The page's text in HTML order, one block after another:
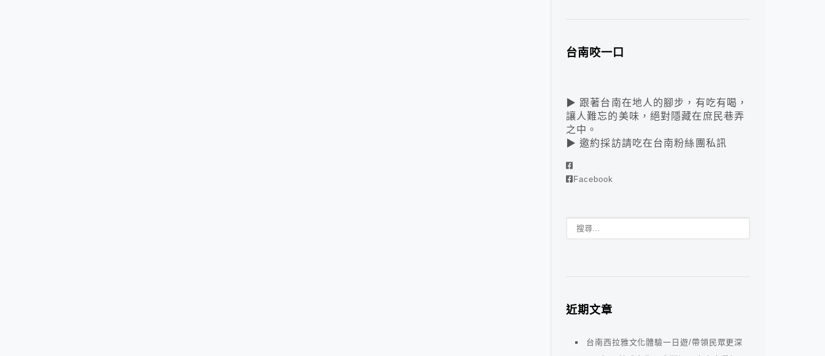
台南咬一口
▶ 跟著台南在地人的腳步，有吃有喝，
讓人難忘的美味，絕對隱藏在庶民巷弄
之中。
▶ 邀約採訪請吃在台南粉絲團私訊
Facebook
近期文章
台南西拉雅文化體驗一日遊/帶領民眾更深